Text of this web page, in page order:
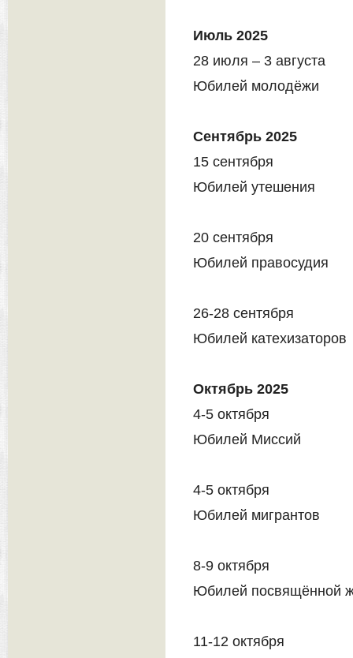
Июль 2025
28 июля – 3 августа
Юбилей молодёжи
Сентябрь 2025
15 сентября
Юбилей утешения
20 сентября
Юбилей правосудия
26-28 сентября
Юбилей катехизаторов
Октябрь 2025
4-5 октября
Юбилей Миссий
4-5 октября
Юбилей мигрантов
8-9 октября
Юбилей посвящённой
11-12 октября